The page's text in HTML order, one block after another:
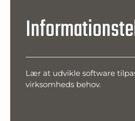
Lær at udvikle software
virksomheds behov.